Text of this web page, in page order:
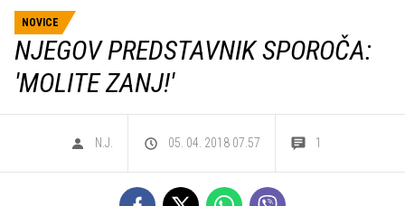
NOVICE
NJEGOV PREDSTAVNIK SPOROČA:
'MOLITE ZANJ!'
N.J. 05. 04. 2018 07.57 1